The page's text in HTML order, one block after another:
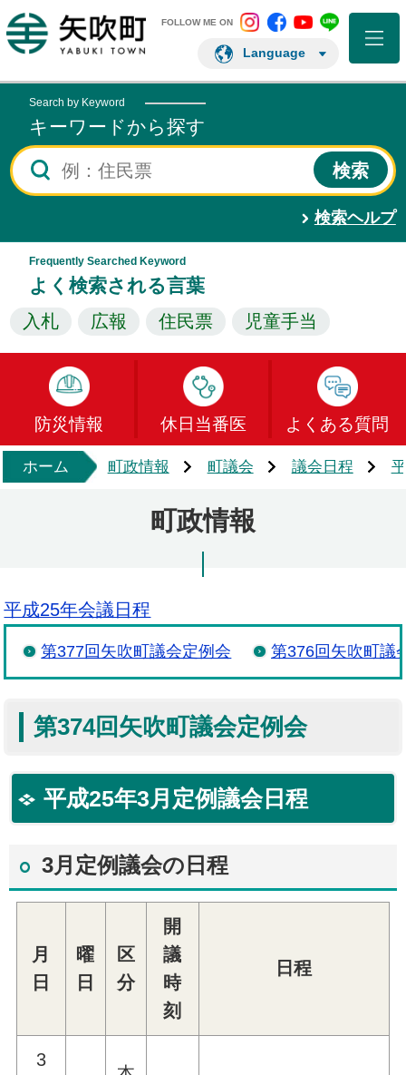
矢吹町ホームページ
FOLLOW ME ON 矢吹町 Instagram
矢吹町矢吹町矢吹町
Language
Search by Keyword
キーワードから探す
検索ヘルプ
Frequently Searched Keyword
よく検索される言葉
入札 広報 住民票 児童手当
防災情報 休日当番医 よくある質問
ホーム 町政情報 町議会 議会日程
町政情報
平成25年会議日程
第377回矢吹町議会定例会 第376回矢吹町議
第374回矢吹町議会定例会
平成25年3月定例議会日程
3月定例議会の日程
月
日
曜
日
区
分
開
議
時
刻
日程
3